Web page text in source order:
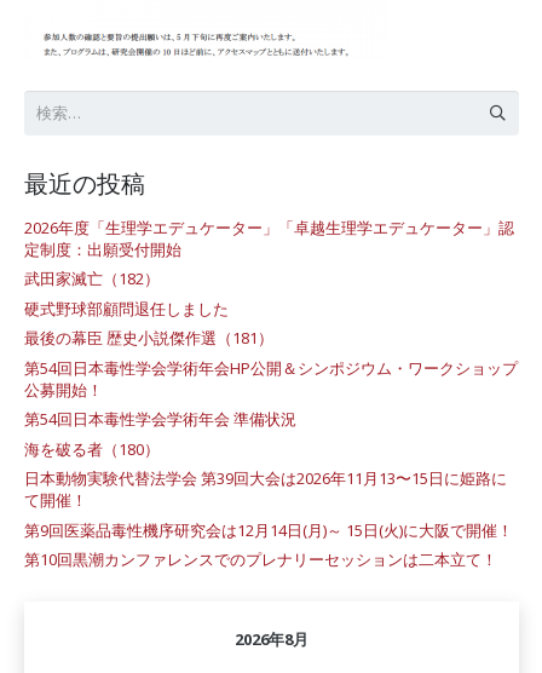
最近の投稿
2026年度「生理学エデュケーター」「卓越生理学エデュケーター」認
定制度：出願受付開始
武田家滅亡（182）
硬式野球部顧問退任しました
最後の幕臣 歴史小説傑作選（181）
第54回日本毒性学会学術年会HP公開＆シンポジウム・ワークショップ
公募開始！
第54回日本毒性学会学術年会 準備状況
海を破る者（180）
日本動物実験代替法学会 第39回大会は2026年11月13〜15日に姫路に
て開催！
第9回医薬品毒性機序研究会は12月14日(月)～ 15日(火)に大阪で開催！
第10回黒潮カンファレンスでのプレナリーセッションは二本立て！
2026年8月